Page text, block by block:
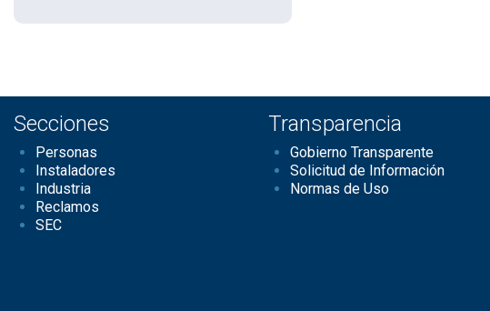
Secciones
Personas
Instaladores
Industria
Reclamos
SEC
Transparencia
Gobierno Transparente
Solicitud de Información
Normas de Uso